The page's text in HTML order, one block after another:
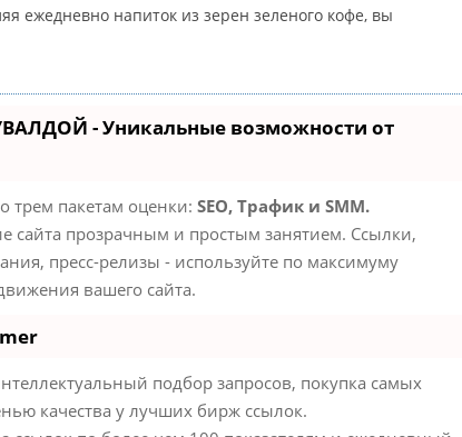
ежедневно напиток из зерен зеленого кофе, вы
- Уникальные возможности от
трем пакетам оценки: SEO, Трафик и SMM.
сайта прозрачным и простым занятием. Ссылки,
пресс-релизы - используйте по максимуму
вашего сайта.
подбор запросов, покупка самых
качества у лучших бирж ссылок.